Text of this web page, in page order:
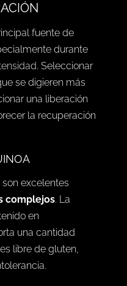
fuente de
durante
. Seleccionar
se digieren más
una liberación
la recuperación
excelentes
complejos. La
en
una cantidad
libre de gluten,